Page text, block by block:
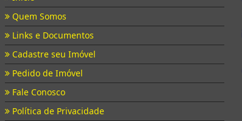
Quem Somos
Links e Documentos
Cadastre seu Imóvel
Pedido de Imóvel
Fale Conosco
Política de Privacidade